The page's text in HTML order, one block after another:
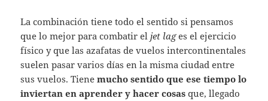
La combinación tiene todo el sentido si pensamos
que lo mejor para combatir eljet lages el ejercicio
físico y que las azafatas de vuelos intercontinentales
suelen pasar varios días en la misma ciudad entre
sus vuelos. Tienemucho sentido que ese tiempo lo
inviertan en aprender y hacer cosas que, llegado